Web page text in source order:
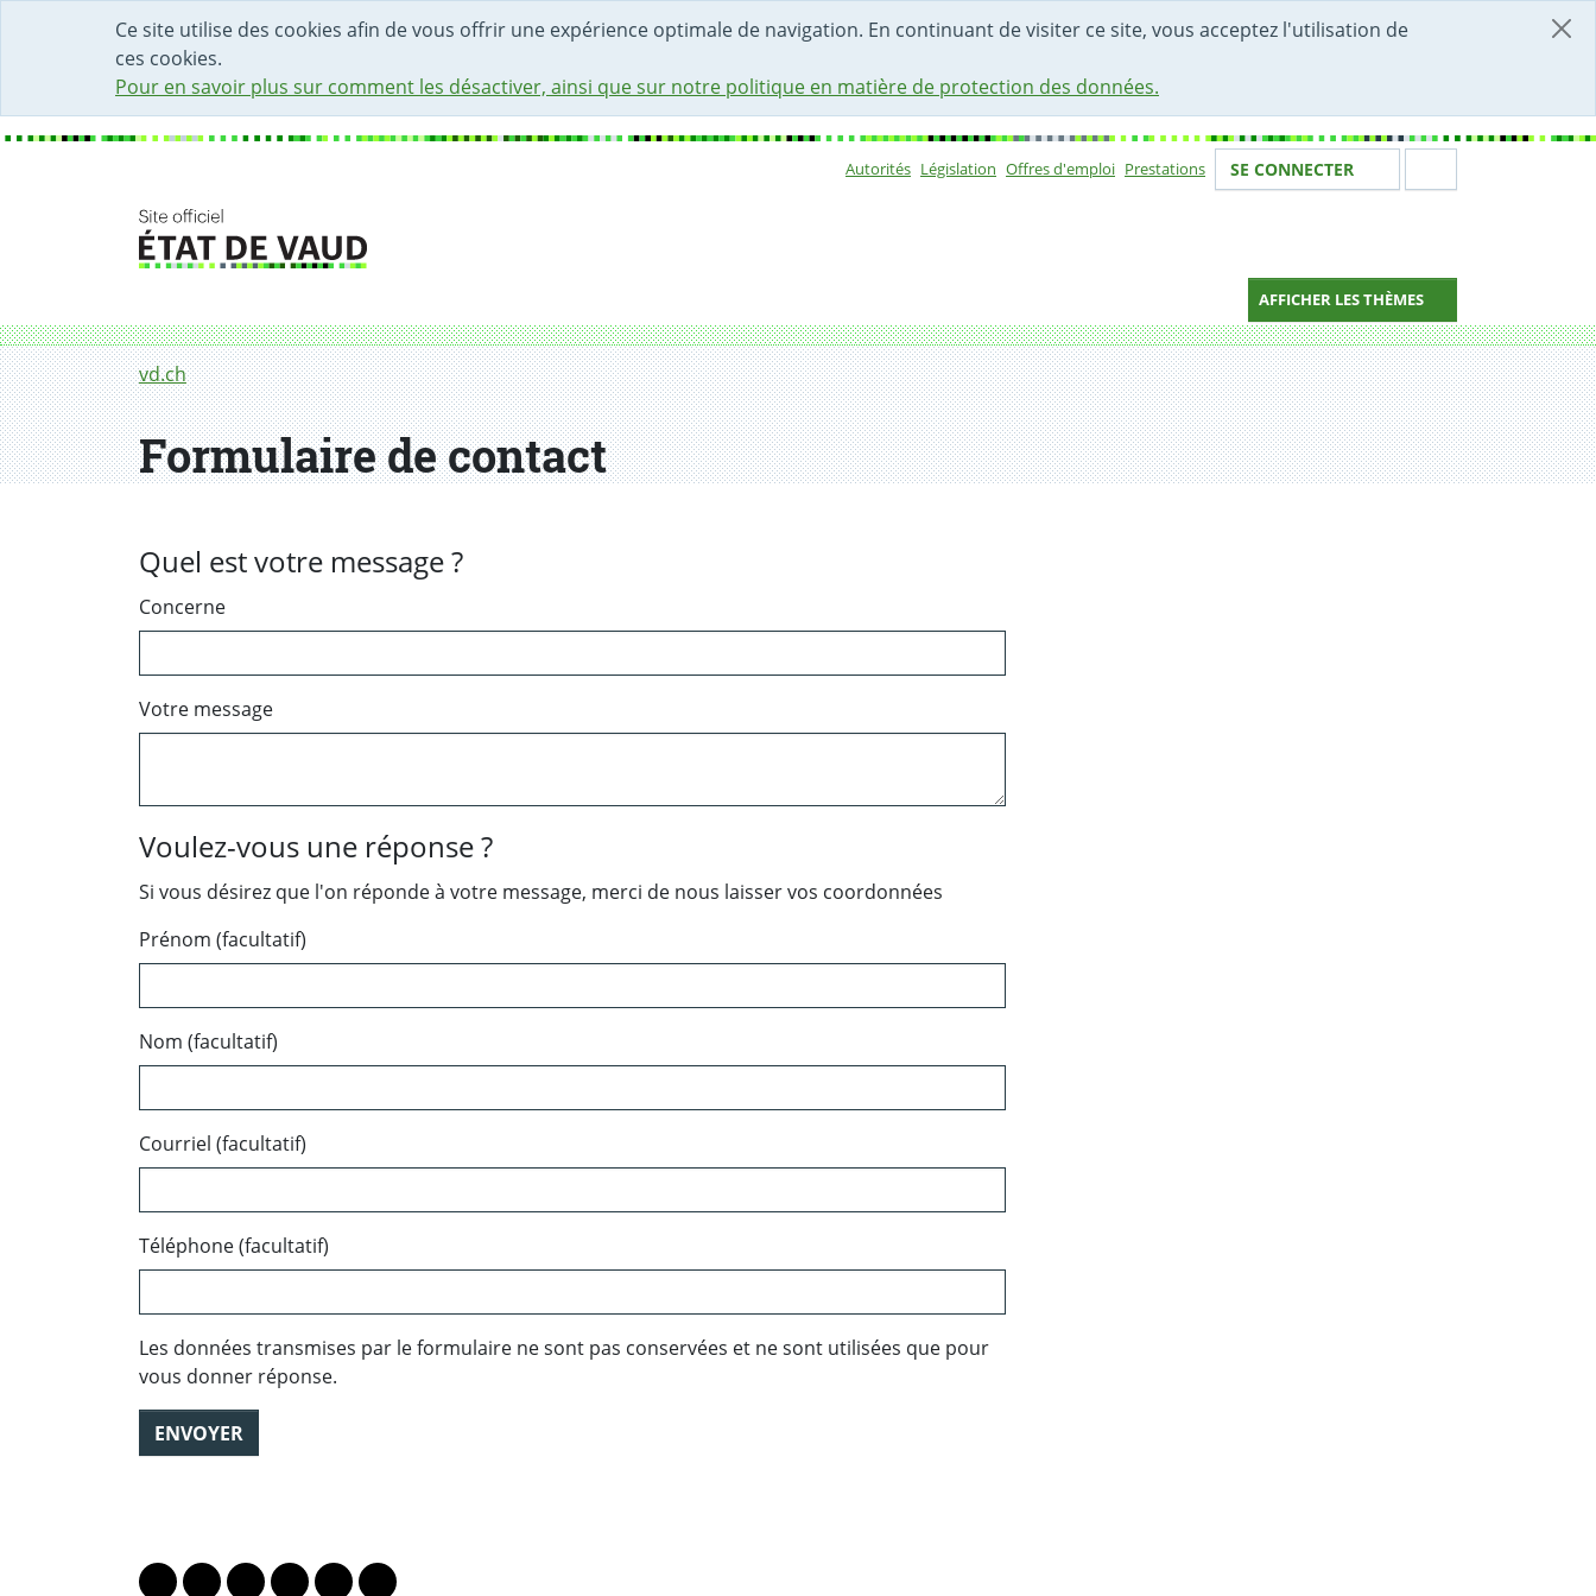
Ce site utilise des cookies afin de vous offrir une expérience optimale de navigation. En continuant de visiter ce site, vous acceptez l'utilisation de
ces cookies.
Pour en savoir plus sur comment les désactiver, ainsi que sur notre politique en matière de protection des données.
DÉBUT DU CONTENU DE LA PAGE
ACCÈS AU CHAMP DE RECHERCHE
PAGE D'ACCUEIL
FORMULAIRE DE CONTACT
Autorités Législation Offres d'emploi Prestations Votre identité
SE CONNECTER
AFFICHER LES THÈMES
Fil d'Ariane
vd.ch
Formulaire de contact
Formulaire de contact
Quel est votre message ?
Concerne
Votre message
Voulez-vous une réponse ?
Si vous désirez que l'on réponde à votre message, merci de nous laisser vos coordonnées
Prénom (facultatif)
Nom (facultatif)
Courriel (facultatif)
Téléphone (facultatif)
Les données transmises par le formulaire ne sont pas conservées et ne sont utilisées que pour
vous donner réponse.
ENVOYER